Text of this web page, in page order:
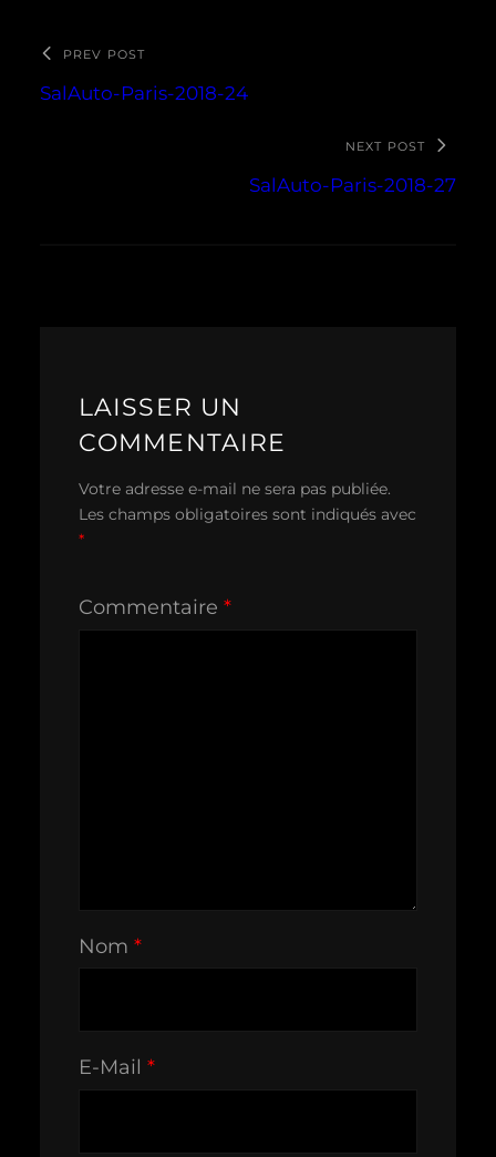
PREV POST
SalAuto-Paris-2018-24
NEXT POST
SalAuto-Paris-2018-27
LAISSER UN
COMMENTAIRE
Votre adresse e-mail ne sera pas publiée.
Les champs obligatoires sont indiqués avec
*
Commentaire *
Nom *
E-Mail *